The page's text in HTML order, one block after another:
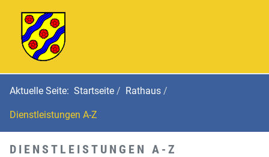
Aktuelle Seite: Startseite Rathaus
Dienstleistungen A-Z
DIENSTLEISTUNGEN A-Z